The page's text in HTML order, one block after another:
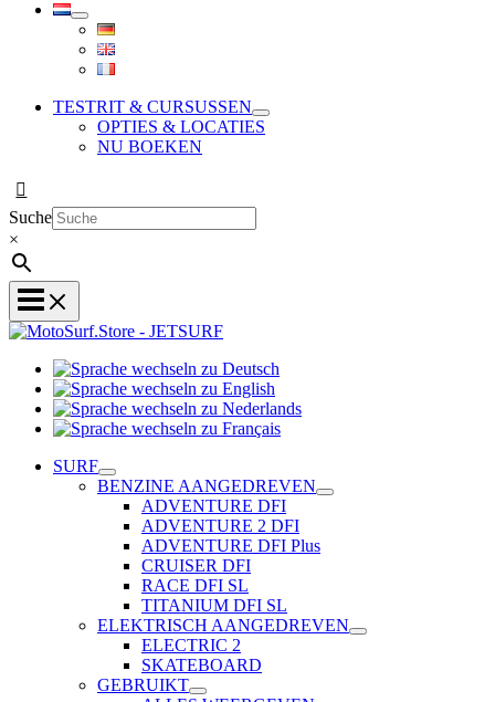
TESTRIT & CURSUSSEN
OPTIES & LOCATIES
NU BOEKEN
Suche
×
zu
Deutsch
wechseln
zu
Sprache
Sprache
Français
SURF
BENZINE AANGEDREVEN
ADVENTURE DFI
ADVENTURE 2 DFI
ADVENTURE DFI Plus
CRUISER DFI
RACE DFI SL
TITANIUM DFI SL
ELEKTRISCH AANGEDREVEN
ELECTRIC 2
SKATEBOARD
GEBRUIKT